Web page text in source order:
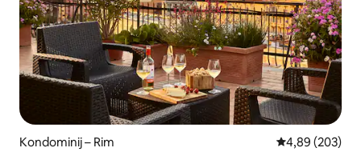
Kondominij – Rim Prosječna
4,89 (203)